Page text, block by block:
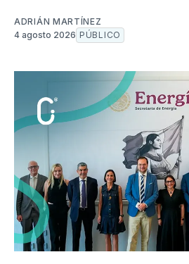
ADRIÁN MARTÍNEZ
4 agosto 2026 PÚBLICO